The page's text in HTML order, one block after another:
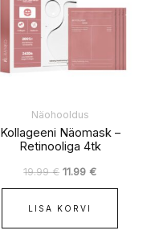
Näohooldus
Kollageeni Näomask –
Retinooliga 4tk
19.99€ 11.99€
LISA KORVI